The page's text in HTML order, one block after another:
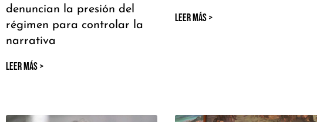
denuncian la presión del
régimen para controlar la
narrativa
LEER MÁS >
LEER MÁS >